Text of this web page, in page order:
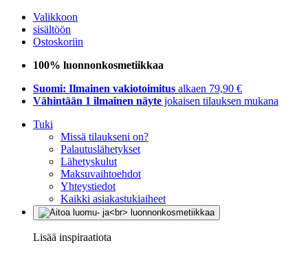
Valikkoon
sisältöön
Ostoskoriin
100% luonnonkosmetiikkaa
Suomi: Ilmainen vakiotoimitus alkaen 79,90 €
Vähintään 1 ilmainen näyte jokaisen tilauksen mukana
Tuki
Missä tilaukseni on?
Palautuslähetykset
Lähetyskulut
Maksuvaihtoehdot
Yhteystiedot
Kaikki asiakastukiaiheet
Lisää inspiraatiota